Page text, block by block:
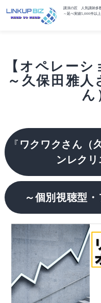
講演の匠 人気講師多
～延べ実績5,000件以上
【オペレー
～久保田雅
ん
『 ワクワクさん（
ンレク
～個別視聴型